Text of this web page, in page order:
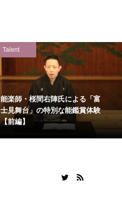
Talent
能楽師・桜間右陣氏による「富
士見舞台」の特別な能鑑賞体験
【前編】